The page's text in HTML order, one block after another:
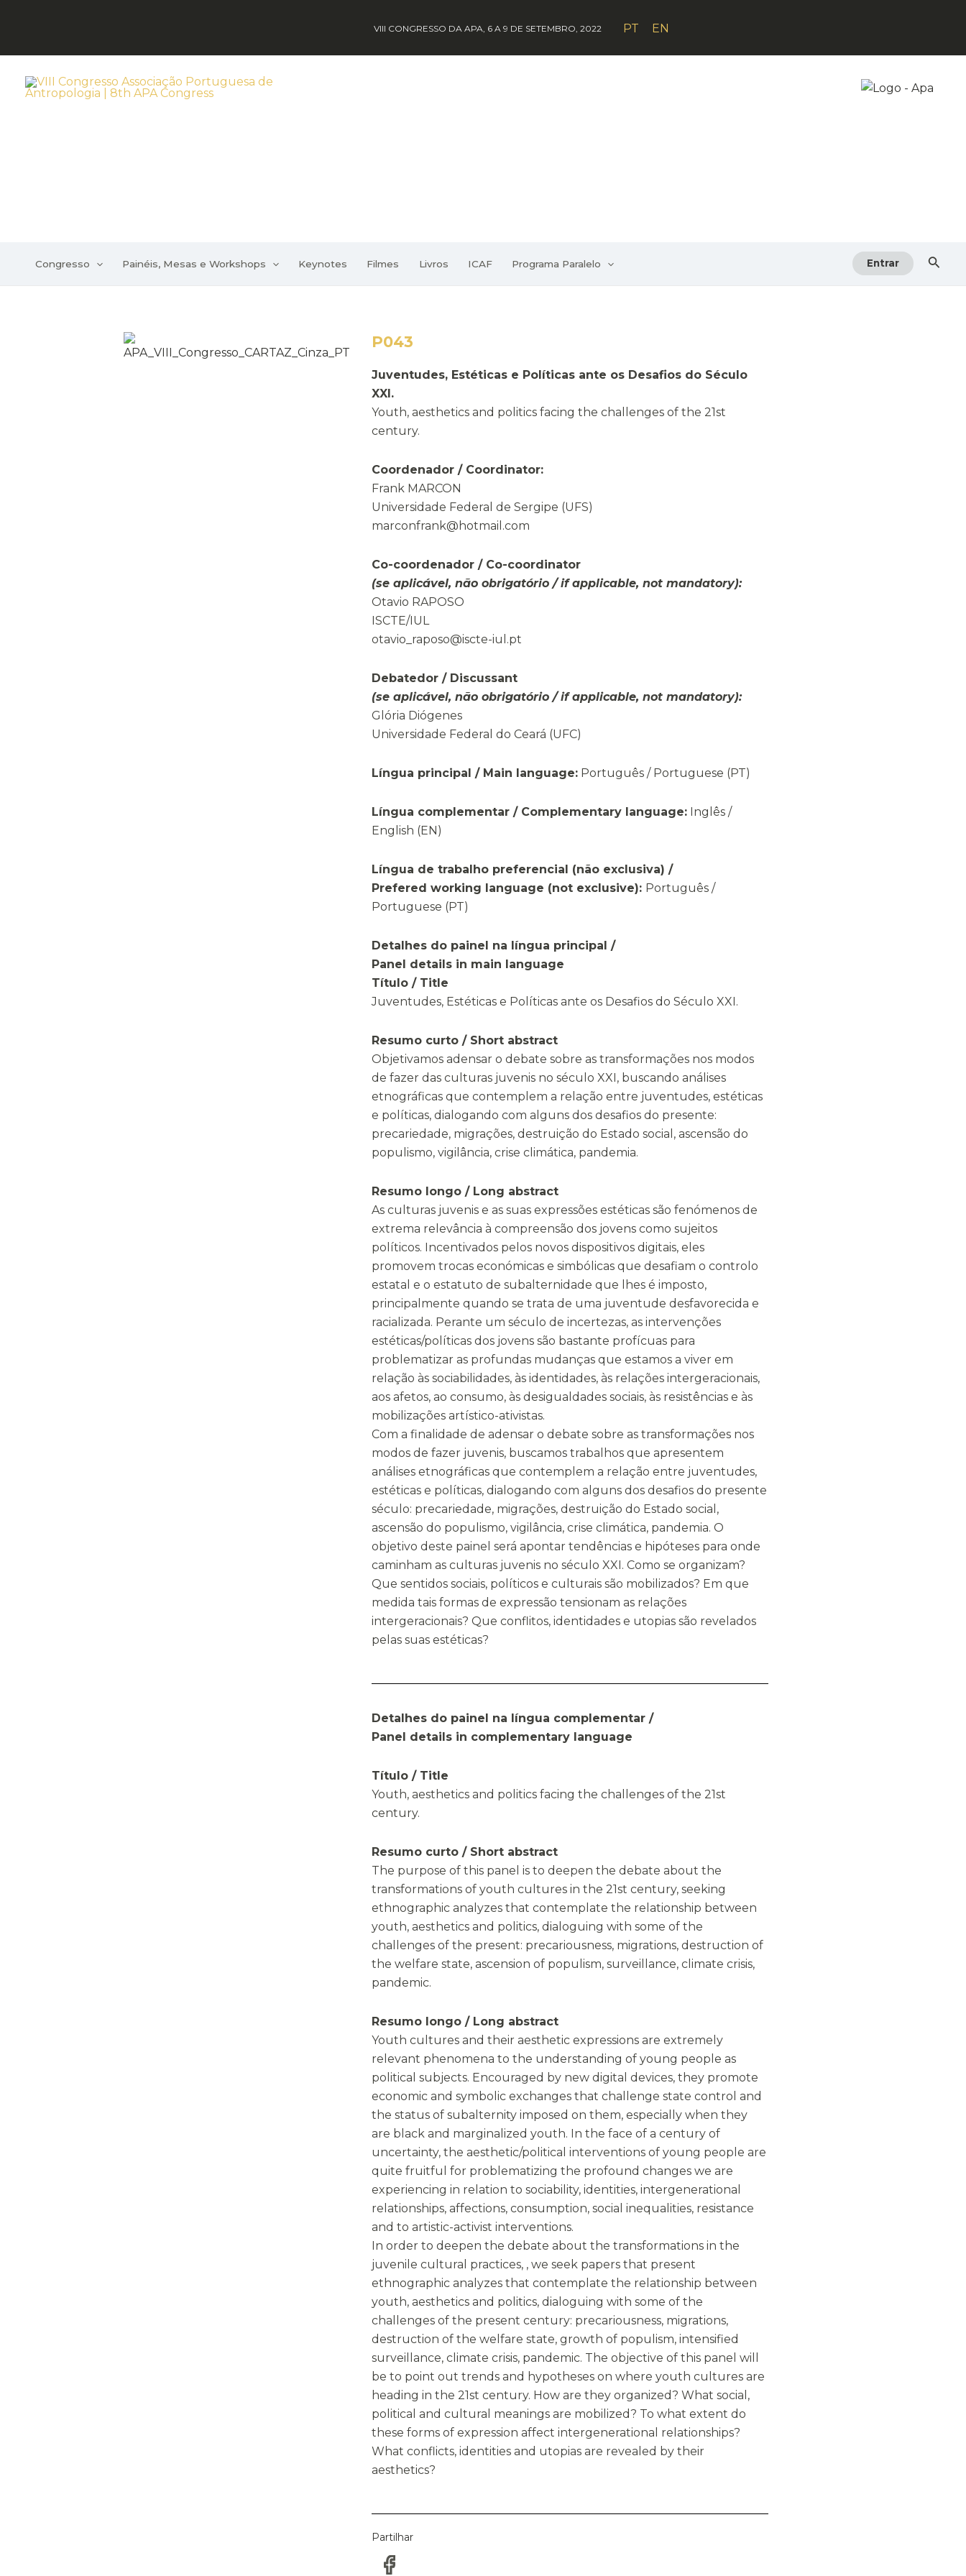
VIII CONGRESSO DA APA, 6 A 9 DE SETEMBRO, 2022 PT EN
Congresso Painéis, Mesas e Workshops Keynotes Filmes Livros ICAF Programa Paralelo Entrar
P043
Juventudes, Estéticas e Políticas ante os Desafios do Século
XXI.
Youth, aesthetics and politics facing the challenges of the 21st
century.
Coordenador / Coordinator:
Frank MARCON
Universidade Federal de Sergipe (UFS)
marconfrank@hotmail.com
Co-coordenador / Co-coordinator
(se aplicável, não obrigatório / if applicable, not mandatory):
Otavio RAPOSO
ISCTE/IUL
otavio_raposo@iscte-iul.pt
Debatedor / Discussant
(se aplicável, não obrigatório / if applicable, not mandatory):
Glória Diógenes
Universidade Federal do Ceará (UFC)
Língua principal / Main language: Português / Portuguese (PT)
Língua complementar / Complementary language: Inglês /
English (EN)
Língua de trabalho preferencial (não exclusiva) /
Prefered working language (not exclusive): Português /
Portuguese (PT)
Detalhes do painel na língua principal /
Panel details in main language
Título / Title
Juventudes, Estéticas e Políticas ante os Desafios do Século XXI.
Resumo curto / Short abstract
Objetivamos adensar o debate sobre as transformações nos modos
de fazer das culturas juvenis no século XXI, buscando análises
etnográficas que contemplem a relação entre juventudes, estéticas
e políticas, dialogando com alguns dos desafios do presente:
precariedade, migrações, destruição do Estado social, ascensão do
populismo, vigilância, crise climática, pandemia.
Resumo longo / Long abstract
As culturas juvenis e as suas expressões estéticas são fenómenos de
extrema relevância à compreensão dos jovens como sujeitos
políticos. Incentivados pelos novos dispositivos digitais, eles
promovem trocas económicas e simbólicas que desafiam o controlo
estatal e o estatuto de subalternidade que lhes é imposto,
principalmente quando se trata de uma juventude desfavorecida e
racializada. Perante um século de incertezas, as intervenções
estéticas/políticas dos jovens são bastante profícuas para
problematizar as profundas mudanças que estamos a viver em
relação às sociabilidades, às identidades, às relações intergeracionais,
aos afetos, ao consumo, às desigualdades sociais, às resistências e às
mobilizações artístico-ativistas.
Com a finalidade de adensar o debate sobre as transformações nos
modos de fazer juvenis, buscamos trabalhos que apresentem
análises etnográficas que contemplem a relação entre juventudes,
estéticas e políticas, dialogando com alguns dos desafios do presente
século: precariedade, migrações, destruição do Estado social,
ascensão do populismo, vigilância, crise climática, pandemia. O
objetivo deste painel será apontar tendências e hipóteses para onde
caminham as culturas juvenis no século XXI. Como se organizam?
Que sentidos sociais, políticos e culturais são mobilizados? Em que
medida tais formas de expressão tensionam as relações
intergeracionais? Que conflitos, identidades e utopias são revelados
pelas suas estéticas?
Detalhes do painel na língua complementar /
Panel details in complementary language
Título / Title
Youth, aesthetics and politics facing the challenges of the 21st
century.
Resumo curto / Short abstract
The purpose of this panel is to deepen the debate about the
transformations of youth cultures in the 21st century, seeking
ethnographic analyzes that contemplate the relationship between
youth, aesthetics and politics, dialoguing with some of the
challenges of the present: precariousness, migrations, destruction of
the welfare state, ascension of populism, surveillance, climate crisis,
pandemic.
Resumo longo / Long abstract
Youth cultures and their aesthetic expressions are extremely
relevant phenomena to the understanding of young people as
political subjects. Encouraged by new digital devices, they promote
economic and symbolic exchanges that challenge state control and
the status of subalternity imposed on them, especially when they
are black and marginalized youth. In the face of a century of
uncertainty, the aesthetic/political interventions of young people are
quite fruitful for problematizing the profound changes we are
experiencing in relation to sociability, identities, intergenerational
relationships, affections, consumption, social inequalities, resistance
and to artistic-activist interventions.
In order to deepen the debate about the transformations in the
juvenile cultural practices, , we seek papers that present
ethnographic analyzes that contemplate the relationship between
youth, aesthetics and politics, dialoguing with some of the
challenges of the present century: precariousness, migrations,
destruction of the welfare state, growth of populism, intensified
surveillance, climate crisis, pandemic. The objective of this panel will
be to point out trends and hypotheses on where youth cultures are
heading in the 21st century. How are they organized? What social,
political and cultural meanings are mobilized? To what extent do
these forms of expression affect intergenerational relationships?
What conflicts, identities and utopias are revealed by their
aesthetics?
Partilhar